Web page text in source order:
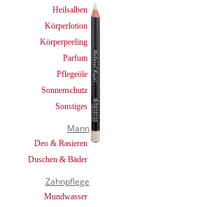
Heilsalben
Körperlotion
Körperpeeling
Parfum
Pflegeöle
Sonnenschutz
Sonstiges
Mann
Deo & Rasieren
Duschen & Bäder
Zahnpflege
Mundwasser